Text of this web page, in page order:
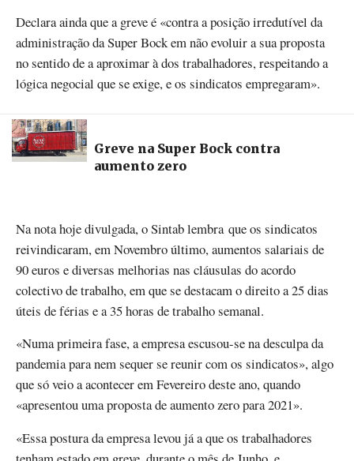
Declara ainda que a greve é «contra a posição irredutível da
administração da Super Bock em não evoluir a sua proposta
no sentido de a aproximar à dos trabalhadores, respeitando a
lógica negocial que se exige, e os sindicatos empregaram».
Greve na Super Bock contra
aumento zero
Na nota hoje divulgada, o Sintab lembra que os sindicatos
reivindicaram, em Novembro último, aumentos salariais de
90 euros e diversas melhorias nas cláusulas do acordo
colectivo de trabalho, em que se destacam o direito a 25 dias
úteis de férias e a 35 horas de trabalho semanal.
«Numa primeira fase, a empresa escusou-se na desculpa da
pandemia para nem sequer se reunir com os sindicatos», algo
que só veio a acontecer em Fevereiro deste ano, quando
«apresentou uma proposta de aumento zero para 2021».
«Essa postura da empresa levou já a que os trabalhadores